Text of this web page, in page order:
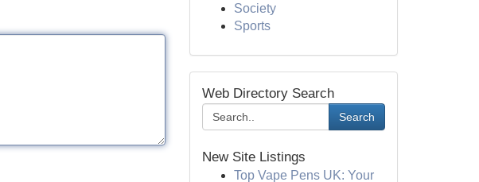
Society
Sports
Web Directory Search
Search
New Site Listings
Top Vape Pens UK: Your